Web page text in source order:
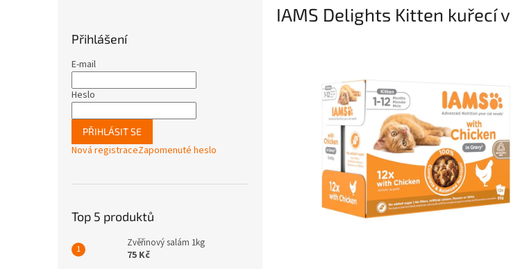
Přihlášení
E-mail
Heslo
PŘIHLÁSIT SE
Nová registraceZapomenuté heslo
Top 5 produktů
Zvěřinový salám 1kg
75 Kč
IAMS Delights Kitten kuřecí